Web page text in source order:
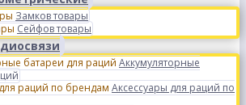
Замков товары
Сейфов товары
Аккумуляторные
Аксессуары для раций по